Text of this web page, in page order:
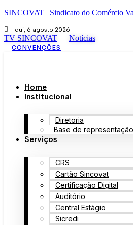
SINCOVAT | Sindicato do Comércio
qui, 6 agosto 2026
TV SINCOVAT Notícias
CONVENÇÕES
Home
Institucional
Diretoria
Base de representação
Serviços
CRS
Cartão Sincovat
Certificação Digital
Auditório
Central Estágio
Sicredi